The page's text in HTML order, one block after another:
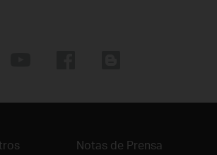
Notas de Prensa